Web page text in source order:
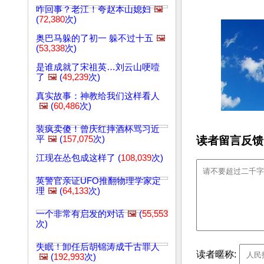
咋回事？老江！夸赵本山媳妇 🖼️
(72,380次)
奥巴马躲的了初一 躲不过十五 🖼️
(53,338次)
是谁成就了宋祖英…刘云山哽噎
了 🖼️ (49,239次)
真实故事：神教给我们这样看人
🖼️ (60,486次)
装疯卖傻！曾庆红摔酒杯骂习近
平 🖼️ (157,075次)
江现在怂包成这样了 (108,039次)
英警官亲证UFO推翻物理学家定
理 🖼️ (64,133次)
一个非常有启发的对话 🖼️(55,553
次)
失眠！卸任后胡锦涛成千古罪人
🖼️ (192,993次)
读者留言反
读者暱称: